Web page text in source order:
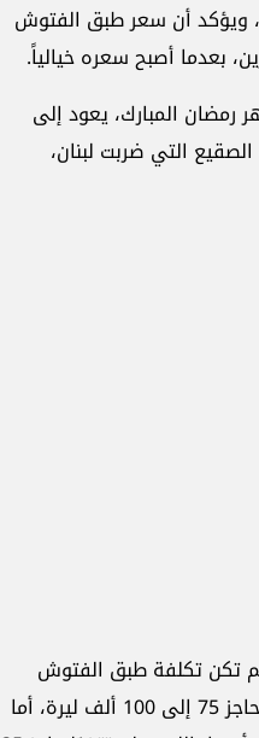
ويؤكد أن سعر طبق الفتوش
بعدما أصبح سعره خيالياً.
المبارك، يعود إلى
التي ضربت لبنان،
بين العام 2021 و2022 ارتفاعات غير مبررة. في العام 2021، لم تكن تكلفة طبق الفتوش
على سبيل المثال تتخطى 20 ألف ليرة، فيما أسعار اللحوم لم تكن قد تخطت حاجز 75 إلى 100 ألف ليرة، أما